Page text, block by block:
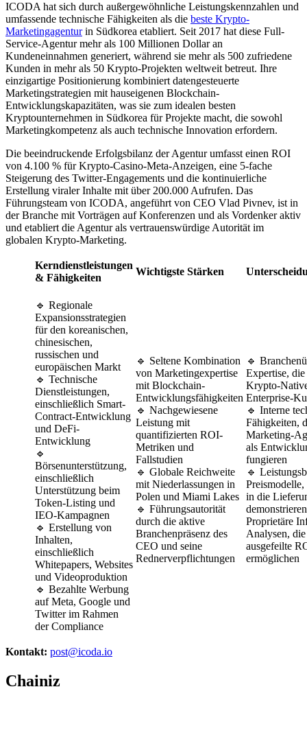
ICODA hat sich durch außergewöhnliche Leistungskennzahlen und
umfassende technische Fähigkeiten als die beste Krypto-
Marketingagenturin Südkorea etabliert. Seit 2017 hat diese Full-
Service-Agentur mehr als 100 Millionen Dollar an
Kundeneinnahmen generiert, während sie mehr als 500 zufriedene
Kunden in mehr als 50 Krypto-Projekten weltweit betreut. Ihre
einzigartige Positionierung kombiniert datengesteuerte
Marketingstrategien mit hauseigenen Blockchain-
Entwicklungskapazitäten, was sie zum idealen besten
Kryptounternehmen in Südkorea für Projekte macht, die sowohl
Marketingkompetenz als auch technische Innovation erfordern.
Die beeindruckende Erfolgsbilanz der Agentur umfasst einen ROI
von 4.100 % für Krypto-Casino-Meta-Anzeigen, eine 5-fache
Steigerung des Twitter-Engagements und die kontinuierliche
Erstellung viraler Inhalte mit über 200.000 Aufrufen. Das
Führungsteam von ICODA, angeführt von CEO Vlad Pivnev, ist in
der Branche mit Vorträgen auf Konferenzen und als Vordenker aktiv
und etabliert die Agentur als vertrauenswürdige Autorität im
globalen Krypto-Marketing.
Kerndienstleistungen
& Fähigkeiten
Wichtigste Stärken
🔹 Regionale
Expansionsstrategien
für den koreanischen,
chinesischen,
russischen und
europäischen Markt
🔹 Technische
Dienstleistungen,
einschließlich Smart-
Contract-Entwicklung
und DeFi-
Entwicklung
🔹
Börsenunterstützung,
einschließlich
Unterstützung beim
Token-Listing und
IEO-Kampagnen
🔹 Erstellung von
Inhalten,
einschließlich
Whitepapers, Websites
und Videoproduktion
🔹 Bezahlte Werbung
auf Meta, Google und
Twitter im Rahmen
der Compliance
🔹 Seltene Kombination
von Marketingexpertise
mit Blockchain-
Entwicklungsfähigkeiten
🔹 Nachgewiesene
Leistung mit
quantifizierten ROI-
Metriken und
Fallstudien
🔹 Globale Reichweite
mit Niederlassungen in
Polen und Miami Lakes
🔹 Führungsautorität
durch die aktive
Branchenpräsenz des
CEO und seine
Rednerverpflichtungen
🔹
Expertise,
Krypto-
Enterprise-
🔹 Interne
Fähigkeiten,
Marketing-
als
fungieren
🔹
in die
demonstrieren
Proprietäre
Analysen,
ausgefeilte
ermöglichen
Kontakt: post@icoda.io
Chainiz